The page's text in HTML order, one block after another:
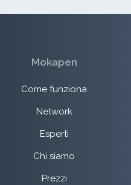
Mokapen
Come funziona
Network
Esperti
Chi siamo
Prezzi